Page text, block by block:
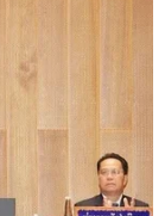
ở Liên
vừa qua đã
mạnh
xu hướng
điều cho
trụ cột